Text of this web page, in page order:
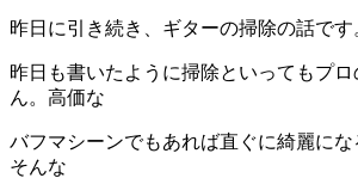
昨日に引き続き、ギターの掃除の話です
昨日も書いたように掃除といってもプ
ん。高価な
バフマシーンでもあれば直ぐに綺麗に
そんな